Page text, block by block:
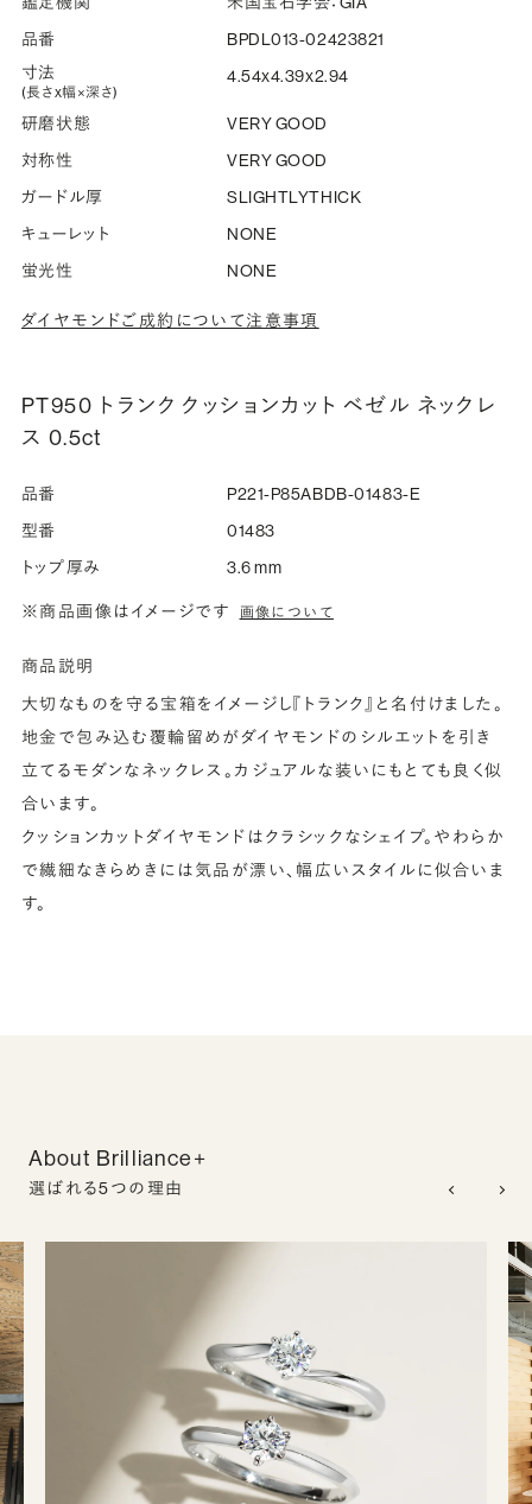
品番
BPDL013-02423821
寸法
(長さx幅×深さ)
4.54x4.39x2.94
研磨状態
VERY GOOD
対称性
VERY GOOD
ガードル厚
SLIGHTLYTHICK
キューレット
NONE
蛍光性
NONE
ダイヤモンドご成約について注意事項
PT950 トランク クッションカット ベゼル ネックレ
ス 0.5ct
品番
P221-P85ABDB-01483-E
型番
01483
トップ厚み
3.6 mm
※商品画像はイメージです 画像について
商品説明
大切なものを守る宝箱をイメージし『トランク』と名付けました。
地金で包み込む覆輪留めがダイヤモンドのシルエットを引き
立てるモダンなネックレス。カジュアルな装いにもとても良く似
合います。
クッションカットダイヤモンドはクラシックなシェイプ。やわらか
で繊細なきらめきには気品が漂い、幅広いスタイルに似合いま
す。
About Brilliance+
選ばれる5つの理由